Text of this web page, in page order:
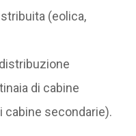
(eolica,
di cabine
cabine secondarie).